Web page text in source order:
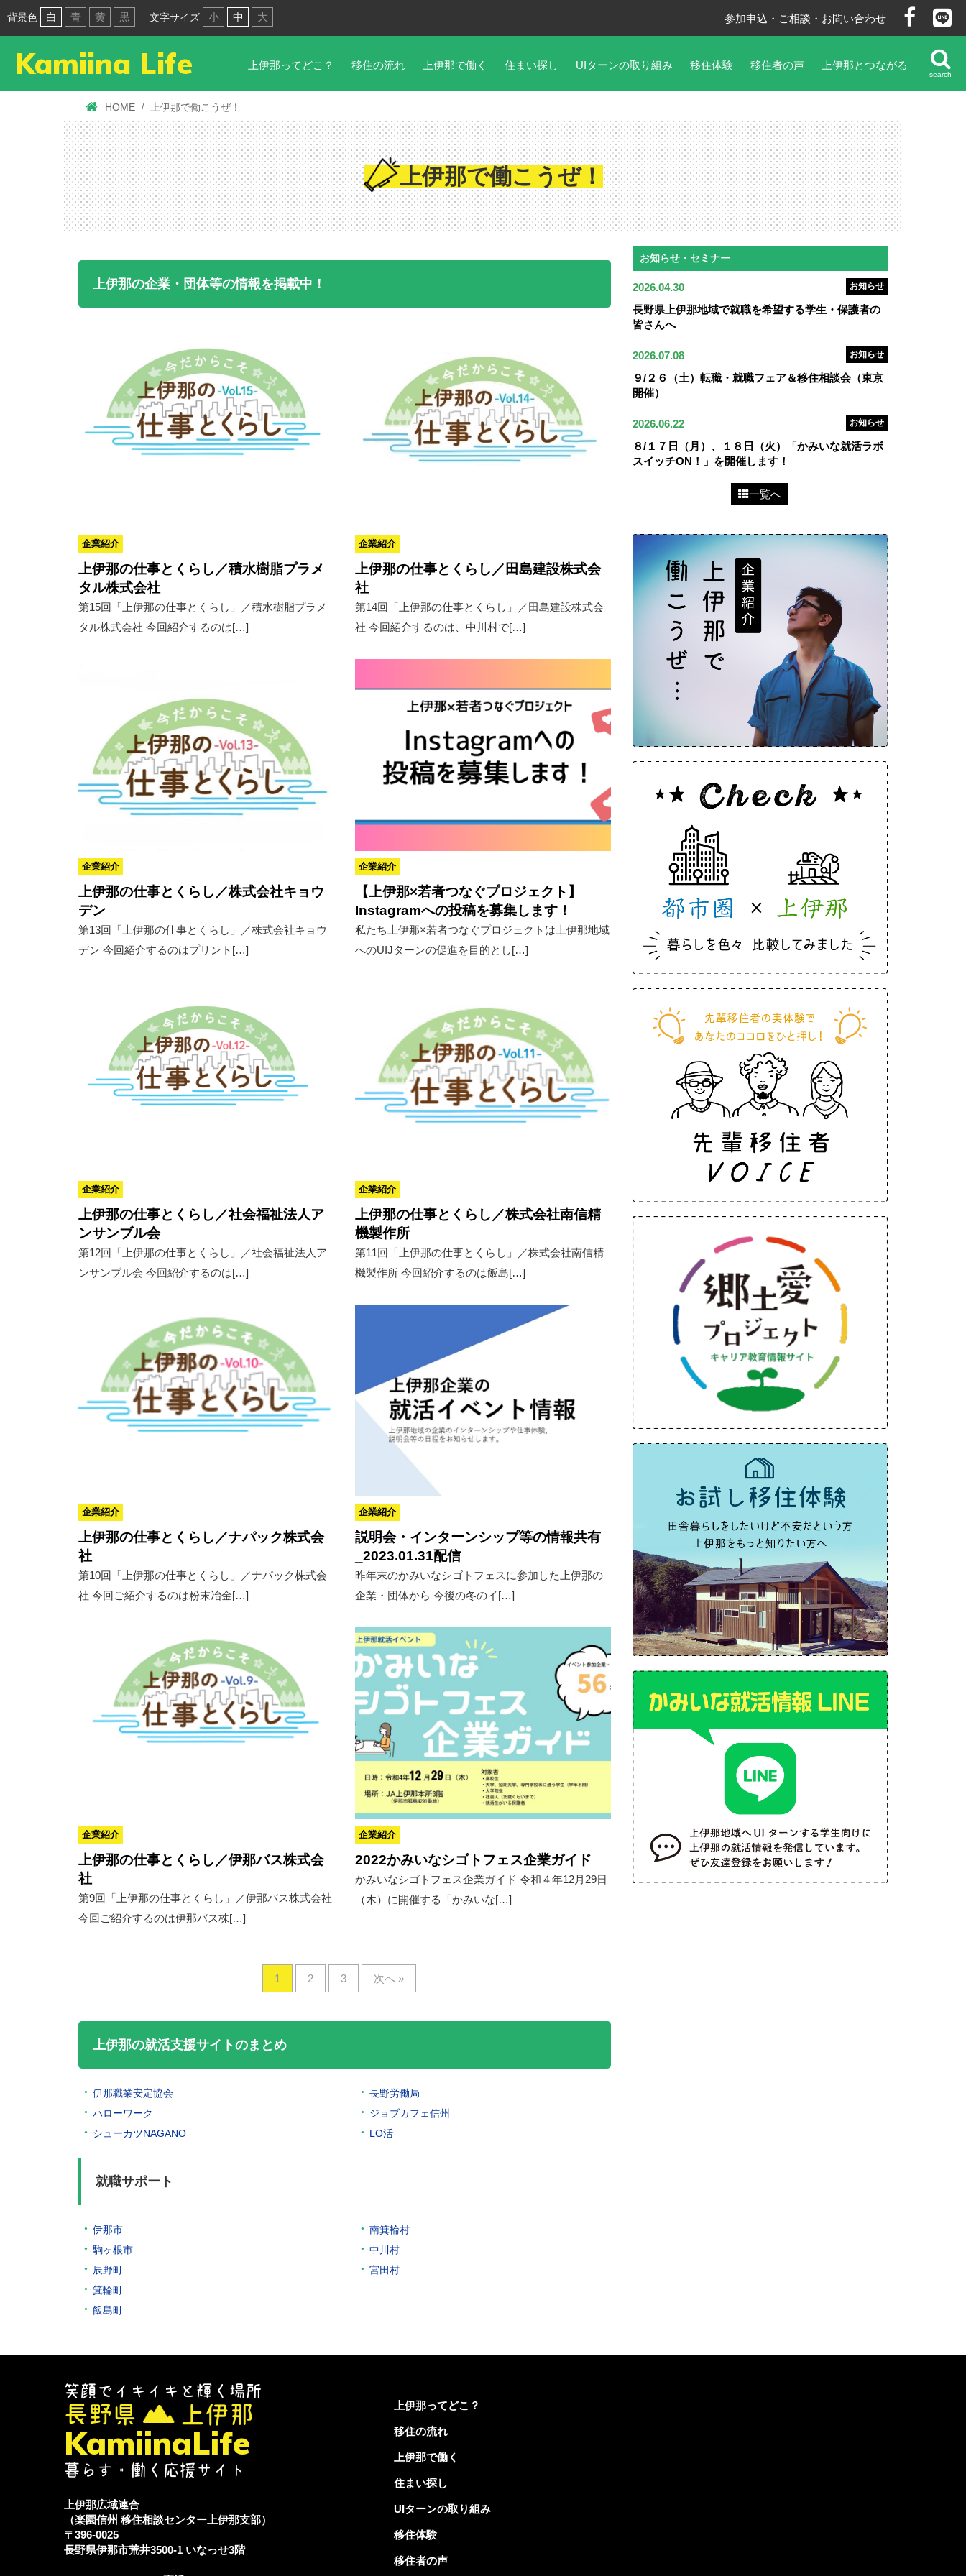
背景色 白 青 黄 黒 文字サイズ 小 中 大 参加申込・ご相談・お問い合わせ
Kamiina Life 上伊那ってどこ？ 移住の流れ 上伊那で働く 住まい探し UIターンの取り組み 移住体験 移住者の声 上伊那とつながる
search
HOME 上伊那で働こうぜ！
上伊那で働こうぜ！
上伊那の企業・団体等の情報を掲載中！
企業紹介
上伊那の仕事とくらし／積水樹脂プラメ
タル株式会社
第15回「上伊那の仕事とくらし」／積水樹脂プラメ
タル株式会社 今回紹介するのは[…]
企業紹介
上伊那の仕事とくらし／田島建設株式会
社
第14回「上伊那の仕事とくらし」／田島建設株式会
社 今回紹介するのは、中川村で[…]
企業紹介
上伊那の仕事とくらし／株式会社キョウ
デン
第13回「上伊那の仕事とくらし」／株式会社キョウ
デン 今回紹介するのはプリント[…]
企業紹介
【上伊那×若者つなぐプロジェクト】
Instagramへの投稿を募集します！
私たち上伊那×若者つなぐプロジェクトは上伊那地域
へのUIJターンの促進を目的とし[…]
企業紹介
上伊那の仕事とくらし／社会福祉法人ア
ンサンブル会
第12回「上伊那の仕事とくらし」／社会福祉法人ア
ンサンブル会 今回紹介するのは[…]
企業紹介
上伊那の仕事とくらし／株式会社南信精
機製作所
第11回「上伊那の仕事とくらし」／株式会社南信精
機製作所 今回紹介するのは飯島[…]
企業紹介
上伊那の仕事とくらし／ナパック株式会
社
第10回「上伊那の仕事とくらし」／ナパック株式会
社 今回ご紹介するのは粉末冶金[…]
企業紹介
説明会・インターンシップ等の情報共有
_2023.01.31配信
昨年末のかみいなシゴトフェスに参加した上伊那の
企業・団体から 今後の冬のイ[…]
企業紹介
上伊那の仕事とくらし／伊那バス株式会
社
第9回「上伊那の仕事とくらし」／伊那バス株式会社
今回ご紹介するのは伊那バス株[…]
企業紹介
2022かみいなシゴトフェス企業ガイド
かみいなシゴトフェス企業ガイド 令和４年12月29日
（木）に開催する「かみいな[…]
1 2 3 次へ »
上伊那の就活支援サイトのまとめ
伊那職業安定協会
ハローワーク
シューカツNAGANO
長野労働局
ジョブカフェ信州
LO活
就職サポート
伊那市
駒ヶ根市
辰野町
箕輪町
飯島町
南箕輪村
中川村
宮田村
お知らせ・セミナー
2026.04.30 お知らせ
長野県上伊那地域で就職を希望する学生・保護者の
皆さんへ
2026.07.08 お知らせ
９/２６（土）転職・就職フェア＆移住相談会（東京
開催）
2026.06.22 お知らせ
８/１７日（月）、１８日（火）「かみいな就活ラボ
スイッチON！」を開催します！
一覧へ
笑顔でイキイキと輝く場所
長野県 上伊那
KamiinaLife
暮らす・働く応援サイト
上伊那広域連合
（楽園信州 移住相談センター上伊那支部）
〒396-0025
長野県伊那市荒井3500-1 いなっせ3階
上伊那ってどこ？
移住の流れ
上伊那で働く
住まい探し
UIターンの取り組み
移住体験
移住者の声